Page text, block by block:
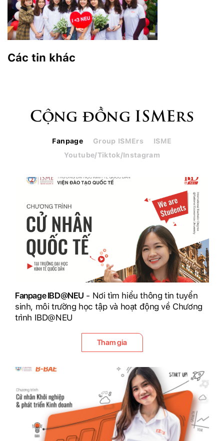
Các tin khác
Cộng đồng ISMErs
Fanpage Group ISMErs
ISME
Youtube/Tiktok/Instagram
Fanpage IBD@NEU - Nơi tìm hiểu thông tin tuyển
sinh, môi trường học tập và hoạt động về Chương
trình IBD@NEU
Tham gia